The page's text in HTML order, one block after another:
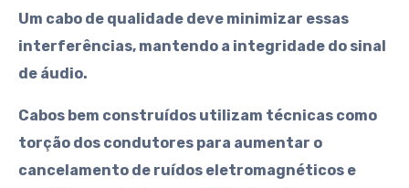
Um cabo de qualidade deve minimizar essas
interferências, mantendo a integridade do sinal
de áudio.
Cabos bem construídos utilizam técnicas como
torção dos condutores para aumentar o
cancelamento de ruídos eletromagnéticos e